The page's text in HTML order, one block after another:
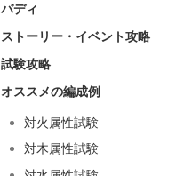
バディ
ストーリー・イベント攻略
試験攻略
オススメの編成例
対火属性試験
対木属性試験